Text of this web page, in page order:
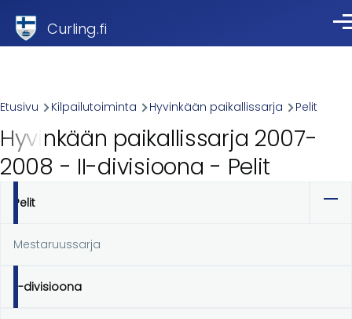
Curling.fi
Breadcrumb
Etusivu Kilpailutoiminta Hyvinkään paikallissarja Pelit
Hyvinkään paikallissarja 2007-
2008 - II-divisioona - Pelit
Ensisijaiset
välilehdet
Pelit
Mestaruussarja
II-divisioona